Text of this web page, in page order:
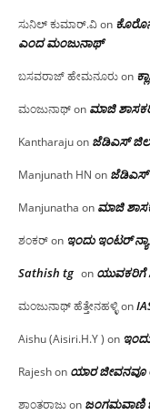
ಸುನಿಲ್ ಕುಮಾರ್.ವಿon
ಎಂದ ಮಂಜು‌ನಾಥ್
ಬಸವರಾಜ್ ಹೇಮನೂರುon
ಮಂಜುನಾಥ್on ಮಾಜಿ
Kantharajuon ಜೆಡಿಎಸ್
Manjunath HN on ಜೆಡಿಎಸ್
Manjunatha on ಮಾಜಿ
ಶಂಕರ್on ಇಂದು ಇಂಟರ್
Sathish tg on ಯುವಕರಿಗೆ
ಮಂಜುನಾಥ್ ಹೆತ್ತೇನಹಳ್ಳಿon
Aishu (Aisiri.H.Y ) on
Rajeshon ಯಾರ ಜೀವನವೂ
ಶಾಂತರಾಜುon ಜಂಗಮವಾಣಿ